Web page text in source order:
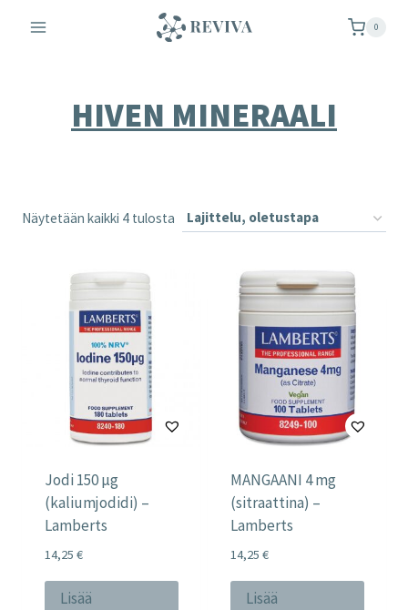
sisältöön
0
HIVEN MINERAALI
Näytetään kaikki 4 tulosta
Jodi 150 µg
(kaliumjodidi) –
Lamberts
14,25 €
Lisää
MANGAANI 4 mg
(sitraattina) –
Lamberts
14,25 €
Lisää